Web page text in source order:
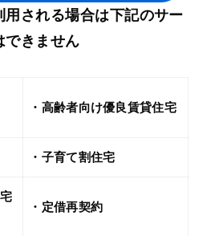
される場合は下記のサー
できません
・高齢者向け優良賃貸住宅
・子育て割住宅
・定借再契約